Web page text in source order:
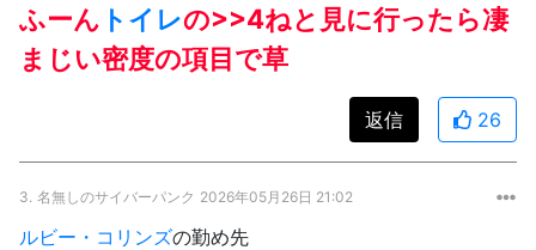
ふーん トイレの>>4ねと見に行ったら凄
まじい密度の項目で草
返信 26
3. 名無しのサイバーパンク 2026年05月26日 21:02
ルビー・コリンズの勤め先